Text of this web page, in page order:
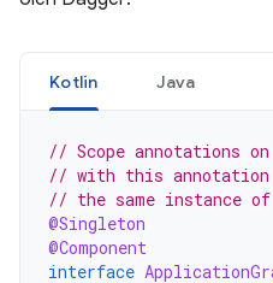
Kotlin Java
// Scope annotations
// with this annotation
// the same instance
@Singleton
@Component
interface